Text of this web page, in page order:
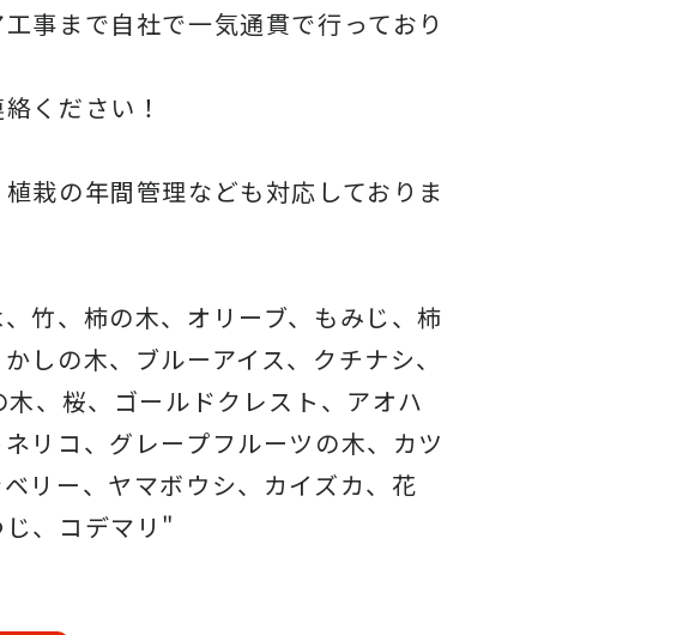
事まで自社で一気通貫で行っており
ください！
栽の年間管理なども対応しておりま
竹、柿の木、オリーブ、もみじ、柿
しの木、ブルーアイス、クチナシ、
、桜、ゴールドクレスト、アオハ
リコ、グレープフルーツの木、カツ
リー、ヤマボウシ、カイズカ、花
、コデマリ"